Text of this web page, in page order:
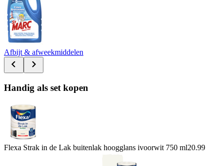
Afbijt & afweekmiddelen
Handig als set kopen
Flexa Strak in de Lak buitenlak hoogglans ivoorwit 750 ml20.99